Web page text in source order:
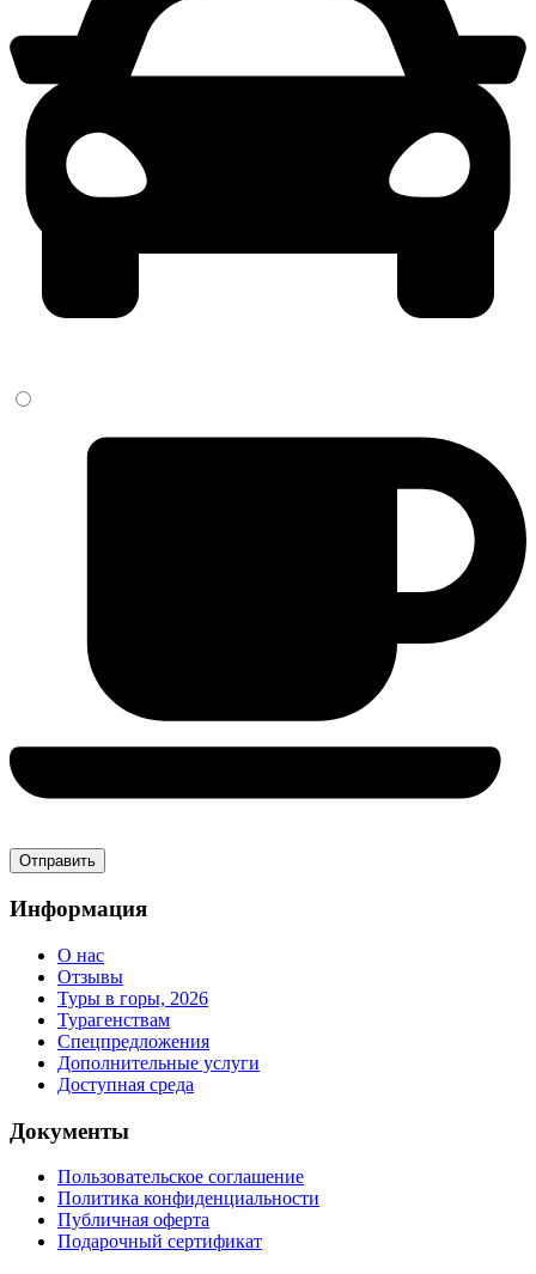
Информация
О нас
Отзывы
Туры в горы, 2026
Турагенствам
Спецпредложения
Дополнительные услуги
Доступная среда
Документы
Пользовательское соглашение
Политика конфиденциальности
Публичная оферта
Подарочный сертификат